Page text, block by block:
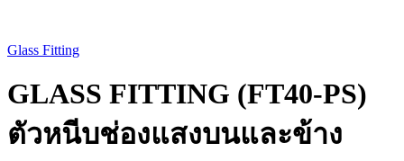
Glass Fitting
GLASS FITTING (FT40-PS)
ตัวหนีบช่องแสงบนและข้าง